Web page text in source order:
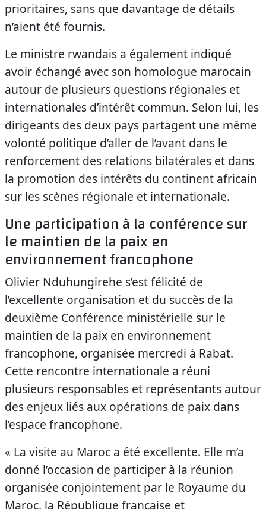
prioritaires, sans que davantage de détails
n’aient été fournis.
Le ministre rwandais a également indiqué
avoir échangé avec son homologue marocain
autour de plusieurs questions régionales et
internationales d’intérêt commun. Selon lui, les
dirigeants des deux pays partagent une même
volonté politique d’aller de l’avant dans le
renforcement des relations bilatérales et dans
la promotion des intérêts du continent africain
sur les scènes régionale et internationale.
Une participation à la conférence sur
le maintien de la paix en
environnement francophone
Olivier Nduhungirehe s’est félicité de
l’excellente organisation et du succès de la
deuxième Conférence ministérielle sur le
maintien de la paix en environnement
francophone, organisée mercredi à Rabat.
Cette rencontre internationale a réuni
plusieurs responsables et représentants autour
des enjeux liés aux opérations de paix dans
l’espace francophone.
« La visite au Maroc a été excellente. Elle m’a
donné l’occasion de participer à la réunion
organisée conjointement par le Royaume du
Maroc, la République française et